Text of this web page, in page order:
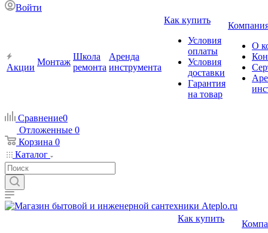
Войти
Акции
Монтаж
Школа
ремонта
Аренда
инструмента
Как купить
Условия
оплаты
Условия
доставки
Гарантия
на товар
О
Сравнение0
Отложенные 0
Корзина 0
Каталог
Как купить